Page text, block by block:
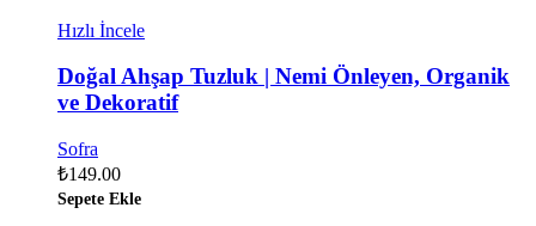
Hızlı İncele
Doğal Ahşap Tuzluk | Nemi Önleyen, Organik
ve Dekoratif
Sofra
₺149.00
Sepete Ekle